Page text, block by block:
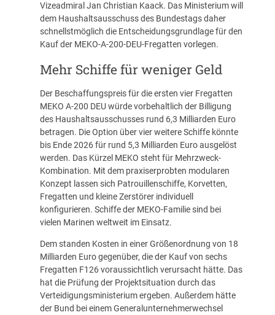
Vizeadmiral Jan Christian Kaack. Das Ministerium will
dem Haushaltsausschuss des Bundestags daher
schnellstmöglich die Entscheidungsgrundlage für den
Kauf der MEKO-A-200-DEU-Fregatten vorlegen.
Mehr Schiffe für weniger Geld
Der Beschaffungspreis für die ersten vier Fregatten
MEKO A-200 DEU würde vorbehaltlich der Billigung
des Haushaltsausschusses rund 6,3 Milliarden Euro
betragen. Die Option über vier weitere Schiffe könnte
bis Ende 2026 für rund 5,3 Milliarden Euro ausgelöst
werden. Das Kürzel MEKO steht für Mehrzweck-
Kombination. Mit dem praxiserprobten modularen
Konzept lassen sich Patrouillenschiffe, Korvetten,
Fregatten und kleine Zerstörer individuell
konfigurieren. Schiffe der MEKO-Familie sind bei
vielen Marinen weltweit im Einsatz.
Dem standen Kosten in einer Größenordnung von 18
Milliarden Euro gegenüber, die der Kauf von sechs
Fregatten F126 voraussichtlich verursacht hätte. Das
hat die Prüfung der Projektsituation durch das
Verteidigungsministerium ergeben. Außerdem hätte
der Bund bei einem Generalunternehmerwechsel